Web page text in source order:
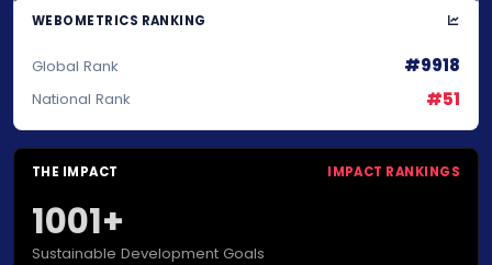
WEBOMETRICS RANKING
Global Rank #9918
National Rank #51
THE IMPACT IMPACT RANKINGS
1001+
Sustainable Development Goals